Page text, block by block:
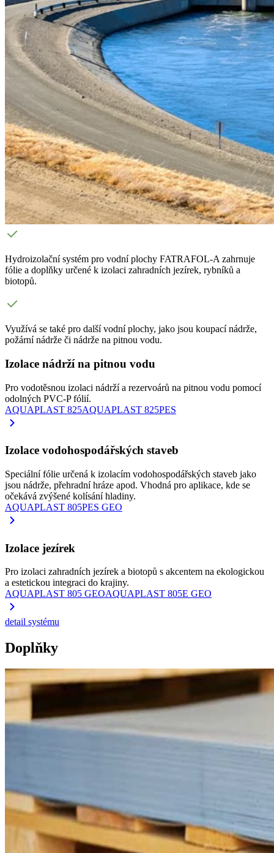
Hydroizolační systém pro vodní plochy FATRAFOL-A zahrnuje
fólie a doplňky určené k izolaci zahradních jezírek, rybníků a
biotopů.
Využívá se také pro další vodní plochy, jako jsou koupací nádrže,
požární nádrže či nádrže na pitnou vodu.
Izolace nádrží na pitnou vodu
Pro vodotěsnou izolaci nádrží a rezervoárů na pitnou vodu pomocí
odolných PVC-P fólií.
AQUAPLAST 825AQUAPLAST 825PES
Izolace vodohospodářských staveb
Speciální fólie určená k izolacím vodohospodářských staveb jako
jsou nádrže, přehradní hráze apod. Vhodná pro aplikace, kde se
očekává zvýšené kolísání hladiny.
AQUAPLAST 805PES GEO
Izolace jezírek
Pro izolaci zahradních jezírek a biotopů s akcentem na ekologickou
a estetickou integraci do krajiny.
AQUAPLAST 805 GEOAQUAPLAST 805E GEO
detail systému
Doplňky